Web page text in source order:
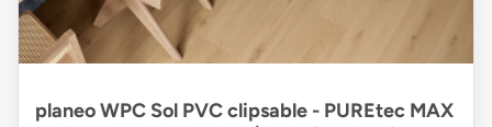
planeo WPC Sol PVC clipsable - PUREtec MAX